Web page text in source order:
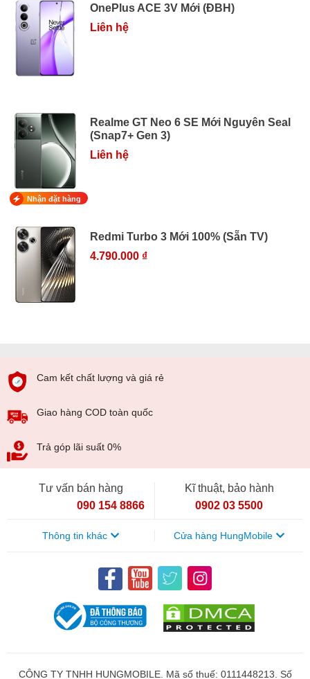
OnePlus ACE 3V Mới (ĐBH)
Liên hệ
Realme GT Neo 6 SE Mới Nguyên Seal
(Snap7+ Gen 3)
Liên hệ
Nhận đặt hàng
Redmi Turbo 3 Mới 100% (Sẵn TV)
4.790.000 ₫
Cam kết chất lượng và giá rẻ
Giao hàng COD toàn quốc
Trả góp lãi suất 0%
Tư vấn bán hàng
090 154 8866
Kĩ thuật, bảo hành
0902 03 5500
Thông tin khác Cửa hàng HungMobile
CÔNG TY TNHH HUNGMOBILE. Mã số thuế: 0111448213. Số